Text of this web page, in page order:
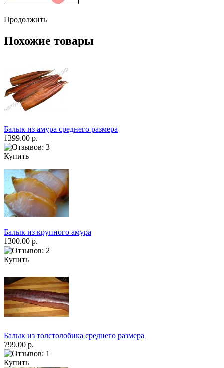
Продолжить
Похожие товары
Балык из амура среднего размера
1399.00 р.
Купить
Балык из крупного амура
1300.00 р.
Купить
Балык из толстолобика среднего размера
799.00 р.
Купить